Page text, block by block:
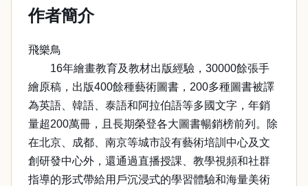
作者簡介
飛樂鳥
16年繪畫教育及教材出版經驗，30000餘張手
繪原稿，出版400餘種藝術圖書，200多種圖書被譯
為英語、韓語、泰語和阿拉伯語等多國文字，年銷
量超200萬冊，且長期榮登各大圖書暢銷榜前列。除
在北京、成都、南京等城市設有藝術培訓中心及文
創研發中心外，還通過直播授課、教學視頻和社群
指導的形式帶給用戶沉浸式的學習體驗和海量美術